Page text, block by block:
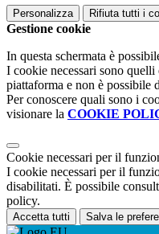
Personalizza Rifiuta tutti i
Gestione cookie
In questa schermata è
I cookie necessari sono
piattaforma e non è possibile
Per conoscere quali sono i
visionare la COOKIE
Cookie necessari per il
I cookie necessari per il
disabilitati. È possibile
policy.
Accetta tutti Salva le